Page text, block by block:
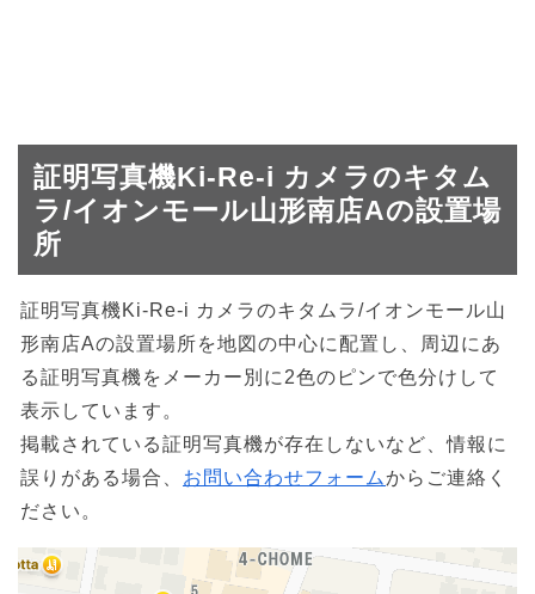
証明写真機Ki-Re-i カメラのキタム
ラ/イオンモール山形南店Aの設置場
所
証明写真機Ki-Re-i カメラのキタムラ/イオンモール山
形南店Aの設置場所を地図の中心に配置し、周辺にあ
る証明写真機をメーカー別に2色のピンで色分けして
表示しています。
掲載されている証明写真機が存在しないなど、情報に
誤りがある場合、 お問い合わせフォームからご連絡く
ださい。